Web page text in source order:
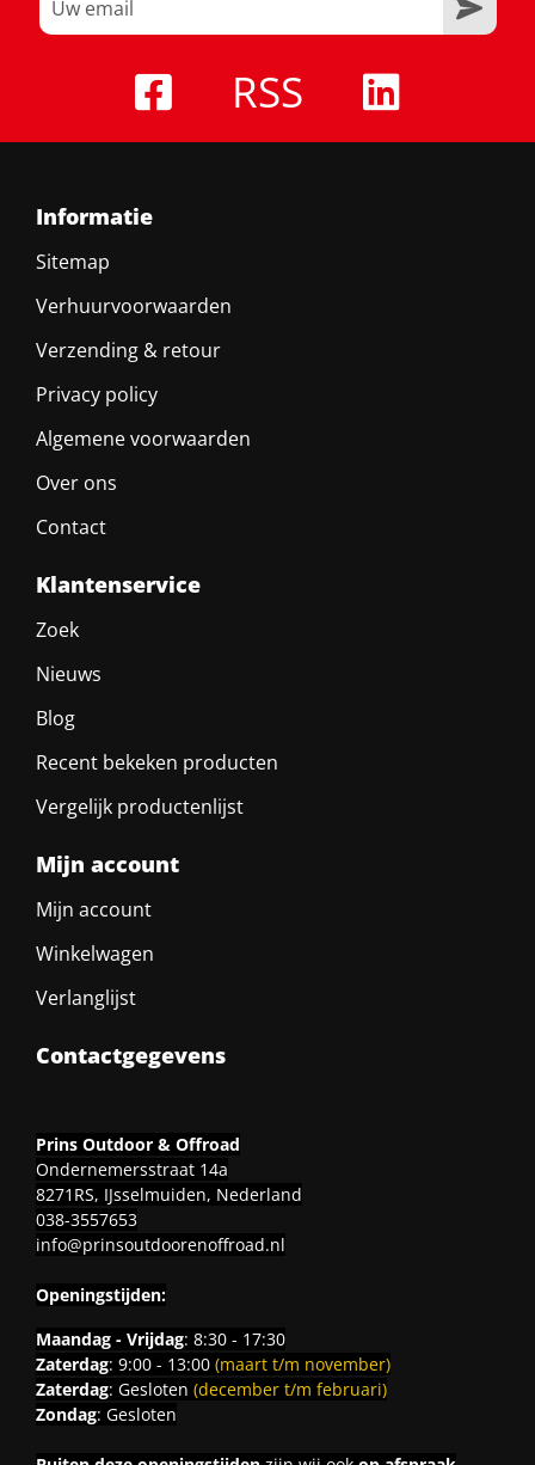
RSS
Informatie
Sitemap
Verhuurvoorwaarden
Verzending & retour
Privacy policy
Algemene voorwaarden
Over ons
Contact
Klantenservice
Zoek
Nieuws
Blog
Recent bekeken producten
Vergelijk productenlijst
Mijn account
Mijn account
Winkelwagen
Verlanglijst
Contactgegevens
Prins Outdoor & Offroad
Ondernemersstraat 14a
8271RS, IJsselmuiden, Nederland
038-3557653
info@prinsoutdoorenoffroad.nl
Openingstijden:
Maandag - Vrijdag: 8:30 - 17:30
Zaterdag: 9:00 - 13:00 (maart t/m november)
Zaterdag: Gesloten (december t/m februari)
Zondag: Gesloten